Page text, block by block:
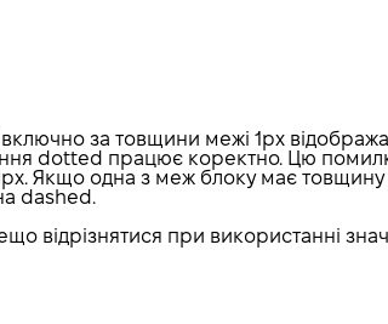
за товщини межі 1px
dotted працює коректно. Цю
Якщо одна з меж блоку має товщину
dashed.
відрізнятися при використанні